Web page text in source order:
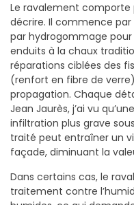
Le ravalement comporte
décrire. Il commence
par hydrogommage
enduits à la chaux
réparations ciblées des
(renfort en fibre de
propagation. Chaque
Jean Jaurès, j’ai vu
infiltration plus grave
traité peut entraîner un
façade, diminuant la
Dans certains cas, le
traitement contre